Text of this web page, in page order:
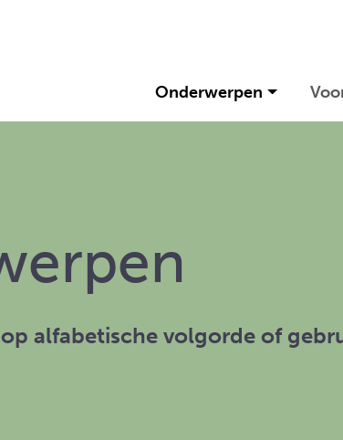
alfabetische volgorde of
Onderwerpen (current)